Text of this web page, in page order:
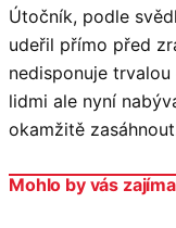
Útočník, podle
udeřil přímo před
nedisponuje
lidmi ale nyní
okamžitě
Mohlo by vás